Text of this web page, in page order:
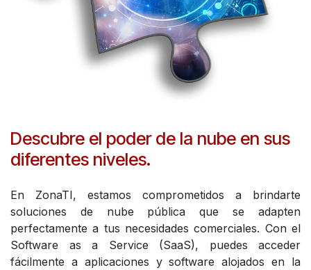
Descubre el poder de la nube en sus
diferentes niveles.
En ZonaTI, estamos comprometidos a brindarte
soluciones de nube pública que se adapten
perfectamente a tus necesidades comerciales. Con el
Software as a Service (SaaS), puedes acceder
fácilmente a aplicaciones y software alojados en la